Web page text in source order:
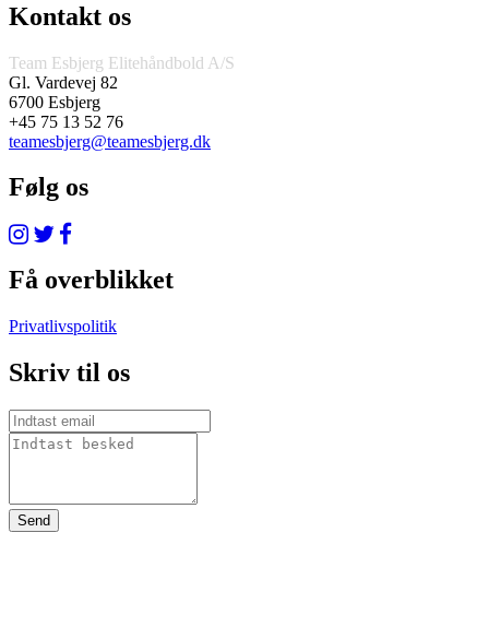
Kontakt os
Team Esbjerg Elitehåndbold A/S
Gl. Vardevej 82
6700 Esbjerg
+45 75 13 52 76
teamesbjerg@teamesbjerg.dk
Følg os
Få overblikket
Privatlivspolitik
Skriv til os